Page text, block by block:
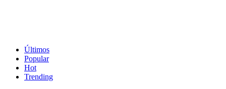
Últimos
Popular
Hot
Trending